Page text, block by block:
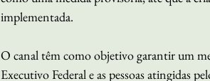
implementada.
O canal têm como objetivo garantir um
Executivo Federal e as pessoas atingidas